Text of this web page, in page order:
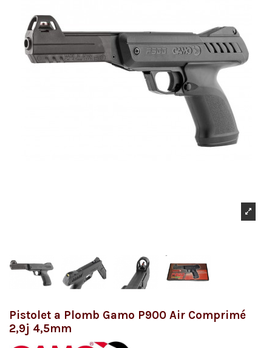
Pistolet a Plomb Gamo P900 Air Comprimé
2,9j 4,5mm